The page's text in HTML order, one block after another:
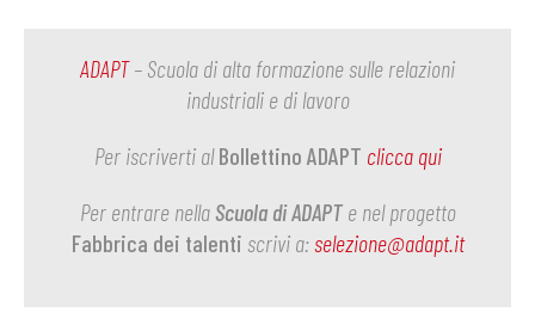
ADAPT– Scuola di alta formazione sulle relazioni
industriali e di lavoro
Per iscriverti alBollettino ADAPT clicca qui
Per entrare nella Scuola di ADAPTe nel progetto
Fabbrica dei talenti scrivi a:selezione@adapt.it